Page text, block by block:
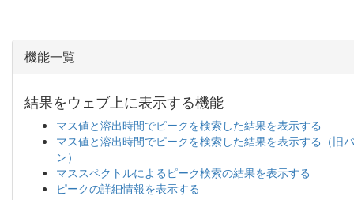
機能一覧
結果をウェブ上に表示する機能
マス値と溶出時間でピークを検索した結果を表示する
マス値と溶出時間でピークを検索した結果を表示する（旧
ン）
マススペクトルによるピーク検索の結果を表示する
ピークの詳細情報を表示する